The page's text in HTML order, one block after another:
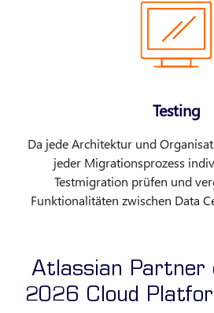
Testing
Da jede Architektur und
jeder Migrationsprozess
Testmigration prüfen und
Funktionalitäten zwischen Data
Atlassian Partner
2026 Cloud